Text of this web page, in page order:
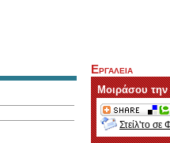
Εργαλεια
Μοιράσου
Στείλ'το σε